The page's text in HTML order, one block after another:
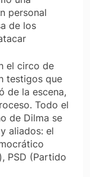
personal
de los
el circo de
testigos que
de la escena,
Todo el
de Dilma se
aliados: el
PSD (Partido